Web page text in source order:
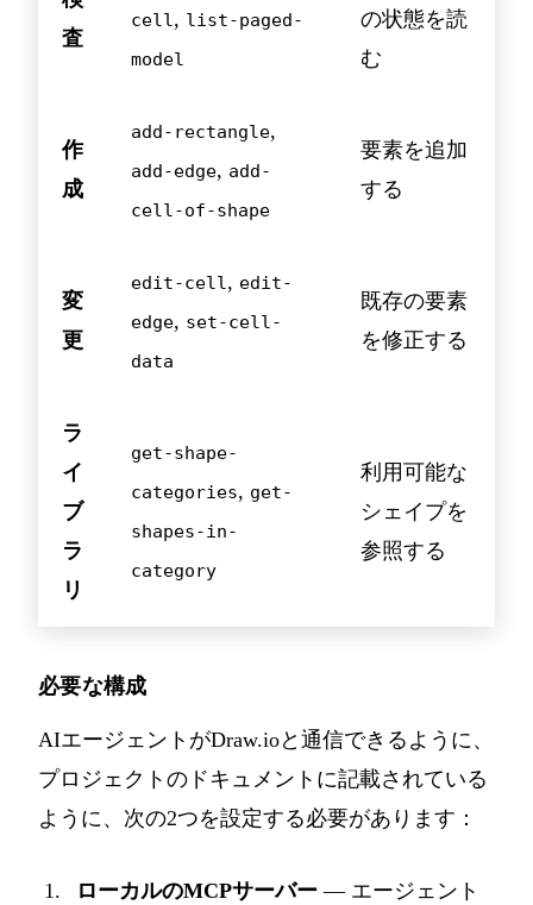
査
cell , list-paged-
model
の状態を読
む
作
成
add-rectangle,
add-edge, add-
cell-of-shape
要素を追加
する
変
更
edit-cell , edit-
edge, set-cell-
data
既存の要素
を修正する
ラ
イ
ブ
ラ
リ
get-shape-
categories, get-
shapes-in-
category
利用可能な
シェイプを
参照する
必要な構成
AIエージェントがDraw.ioと通信できるように、
プロジェクトの ドキュメント に記載されている
ように、次の2つを設定する必要があります：
ローカルのMCPサーバー — エージェント